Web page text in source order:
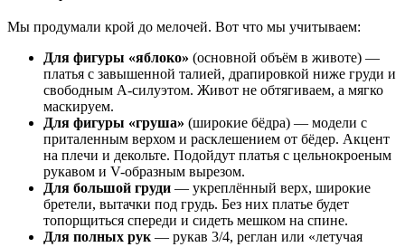
Мы продумали крой до мелочей. Вот что мы учитываем:
Для фигуры «яблоко» (основной объём в животе) —
платья с завышенной талией, драпировкой ниже груди и
свободным А-силуэтом. Живот не обтягиваем, а мягко
маскируем.
Для фигуры «груша» (широкие бёдра) — модели с
приталенным верхом и расклешением от бёдер. Акцент
на плечи и декольте. Подойдут платья с цельнокроеным
рукавом и V-образным вырезом.
Для большой груди — укреплённый верх, широкие
бретели, вытачки под грудь. Без них платье будет
топорщиться спереди и сидеть мешком на спине.
Для полных рук — рукав 3/4, реглан или «летучая